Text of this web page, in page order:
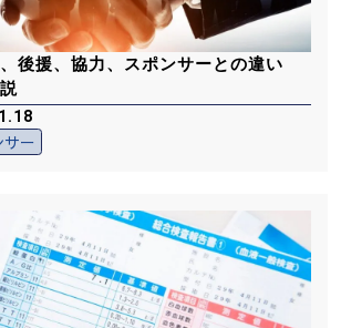
後援、協力、スポンサーとの違い
サー